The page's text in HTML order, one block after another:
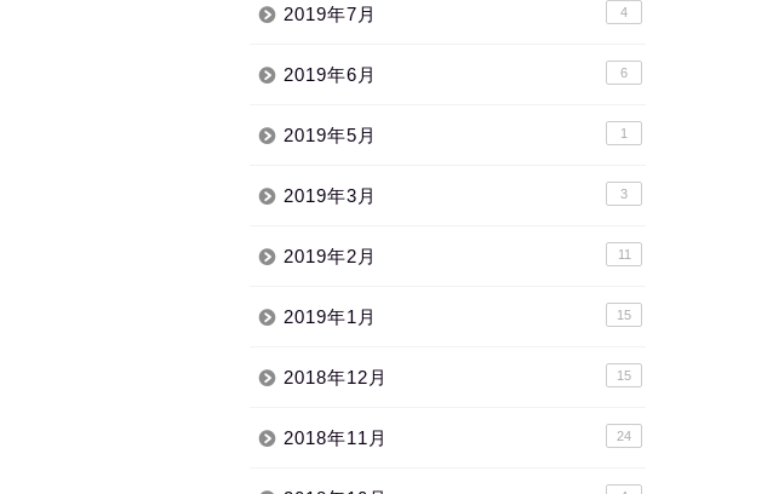
2019年7月 4
2019年6月 6
2019年5月 1
2019年3月 3
2019年2月 11
2019年1月 15
2018年12月 15
2018年11月 24